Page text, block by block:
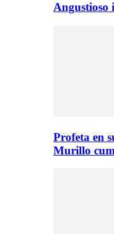
Angustioso
Profeta en
Murillo